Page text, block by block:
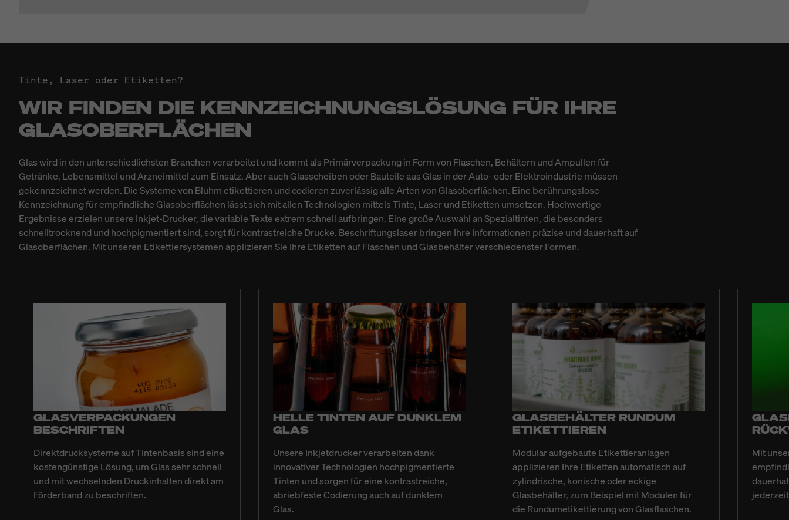
Tinte, Laser oder Etiketten?
WIR FINDEN DIE KENNZEICHNUNGSLÖSUNG FÜR IHRE
GLASOBERFLÄCHEN
Glas wird in den unterschiedlichsten Branchen verarbeitet und kommt als Primärverpackung in Form von Flaschen, Behältern und Ampullen für
Getränke, Lebensmittel und Arzneimittel zum Einsatz. Aber auch Glasscheiben oder Bauteile aus Glas in der Auto- oder Elektroindustrie müssen
gekennzeichnet werden. Die Systeme von Bluhm etikettieren und codieren zuverlässig alle Arten von Glasoberflächen. Eine berührungslose
Kennzeichnung für empfindliche Glasoberflächen lässt sich mit allen Technologien mittels Tinte, Laser und Etiketten umsetzen. Hochwertige
Ergebnisse erzielen unsere Inkjet-Drucker, die variable Texte extrem schnell aufbringen. Eine große Auswahl an Spezialtinten, die besonders
schnelltrocknend und hochpigmentiert sind, sorgt für kontrastreiche Drucke. Beschriftungslaser bringen Ihre Informationen präzise und dauerhaft auf
Glasoberflächen. Mit unseren Etikettiersystemen applizieren Sie Ihre Etiketten auf Flaschen und Glasbehälter verschiedenster Formen.
GLASVERPACKUNGEN
BESCHRIFTEN
Direktdrucksysteme auf Tintenbasis sind eine
kostengünstige Lösung, um Glas sehr schnell
und mit wechselnden Druckinhalten direkt am
Förderband zu beschriften.
HELLE TINTEN AUF DUNKLEM
GLAS
Unsere Inkjetdrucker verarbeiten dank
innovativer Technologien hochpigmentierte
Tinten und sorgen für eine kontrastreiche,
abriebfeste Codierung auch auf dunklem
Glas.
GLASBEHÄLTER RUNDUM
ETIKETTIEREN
Modular aufgebaute Etikettieranlagen
applizieren Ihre Etiketten automatisch auf
zylindrische, konische oder eckige
Glasbehälter, zum Beispiel mit Modulen für
die Rundumetikettierung von Glasflaschen.
Mit